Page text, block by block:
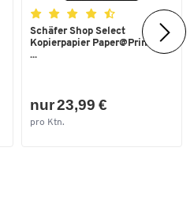
Schäfer Shop Select
Kopierpapier Paper@Print, DIN
...
nur 23,99 €
pro Ktn.